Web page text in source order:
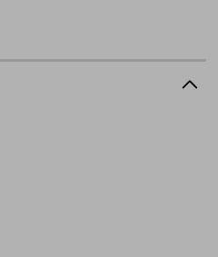
εγκαθίστανται στον
τις προτιμήσεις
κάνοντας κλικ στο
παρόχους, των
σωστά.